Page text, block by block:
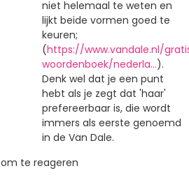
niet helemaal te weten en
lijkt beide vormen goed te
keuren;
(https://www.vandale.nl/
woordenboek/nederla…).
Denk wel dat je een punt
hebt als je zegt dat 'haar'
prefereerbaar is, die wordt
immers als eerste genoemd
in de Van Dale.
om te reageren